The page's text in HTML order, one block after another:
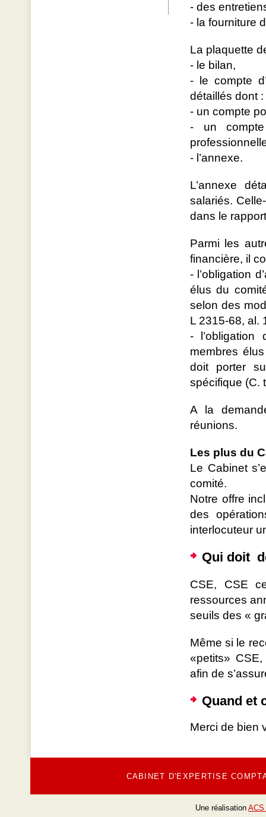
- des
- la fourniture
La plaquette
- le bilan,
- le compte
détaillés dont :
- un compte
- un
- l’annexe.
L’annexe
salariés.
dans le
Parmi les
financière, il
- l’obligation
élus du
selon des
L 2315-68, al.
- l’obligation
membres
doit porter
spécifique (C.
A la
réunions.
Les plus du
Le Cabinet
comité.
Notre offre
des
interlocuteur
Qui doit
CSE, CSE
ressources
seuils des «
Même si le
«petits»
afin de
Quand et
Merci de bien
CABINET D'EXPERTISE
Une réalisation ACS